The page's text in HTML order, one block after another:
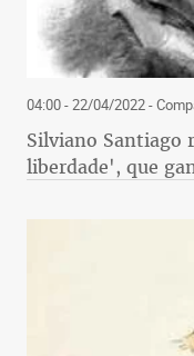
04:00 - 22/04/2022-
Silviano Santiago
liberdade', que